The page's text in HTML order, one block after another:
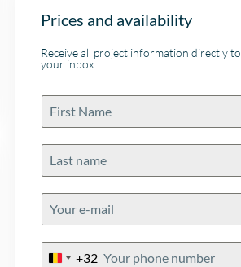
Prices and availability
Receive all project information directly to
your inbox.
Belgium
+32